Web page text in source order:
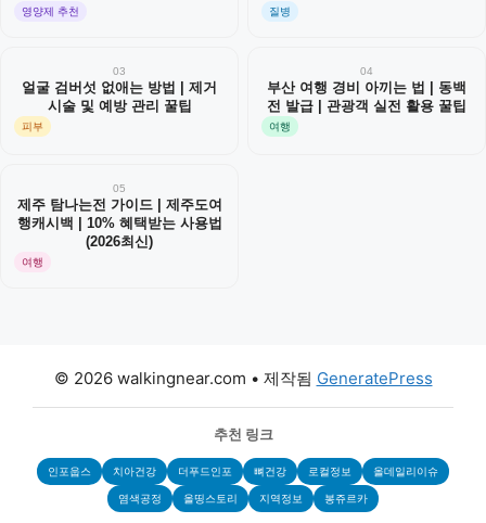
영양제 추천 질병
03
얼굴 검버섯 없애는 방법 | 제거
시술 및 예방 관리 꿀팁
피부
04
부산 여행 경비 아끼는 법 | 동백
전 발급 | 관광객 실전 활용 꿀팁
여행
05
제주 탐나는전 가이드 | 제주도여
행캐시백 | 10% 혜택받는 사용법
(2026최신)
여행
© 2026 walkingnear.com • 제작됨 GeneratePress
추천 링크
인포웁스 치아건강 더푸드인포 뼈건강 로컬정보 올데일리이슈
염색공정 올띵스토리 지역정보 봉쥬르카